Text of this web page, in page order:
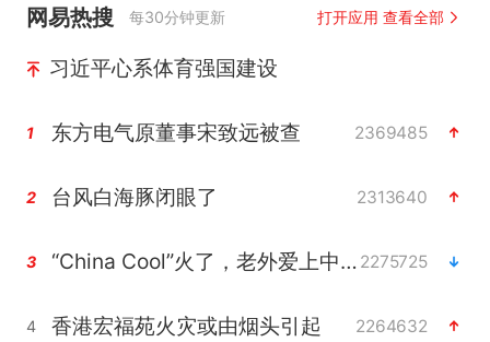
网易热搜 每30分钟更新 打开应用 查看全部
习近平心系体育强国建设
1 东方电气原董事宋致远被查 2369485
2 台风白海豚闭眼了 2313640
3 “China Cool”火了，老外爱上中国避暑游 2275725
4 香港宏福苑火灾或由烟头引起 2264632